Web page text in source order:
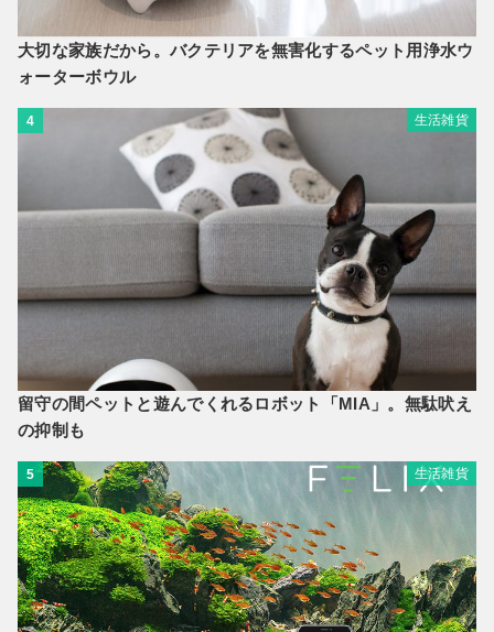
大切な家族だから。バクテリアを無害化するペット用浄水ウ
ォーターボウル
4 生活雑貨
留守の間ペットと遊んでくれるロボット「MIA」。無駄吠え
の抑制も
5 生活雑貨